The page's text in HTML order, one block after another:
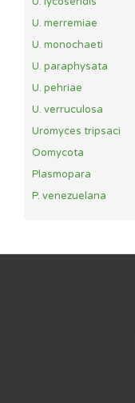
U. merremiae
U. monochaeti
U. paraphysata
U. pehriae
U. verruculosa
Uromyces tripsaci
Oomycota
Plasmopara
P. venezuelana